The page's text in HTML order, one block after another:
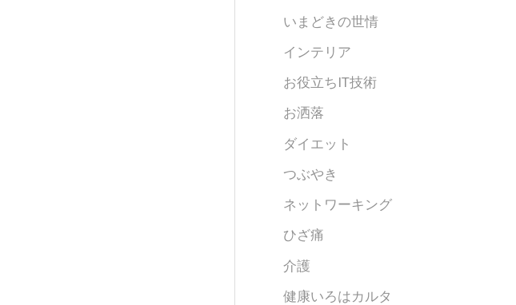
いまどきの世情
インテリア
お役立ちIT技術
お洒落
ダイエット
つぶやき
ネットワーキング
ひざ痛
介護
健康いろはカルタ